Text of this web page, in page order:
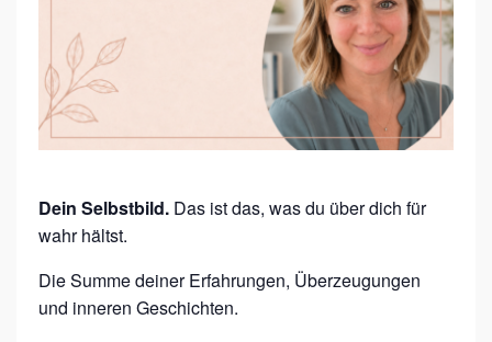
S
T
B
L
D
F
Ü
Dein Selbstbild. Das ist das, was du über dich für
wahr hältst.
Die Summe deiner Erfahrungen, Überzeugungen
und inneren Geschichten.